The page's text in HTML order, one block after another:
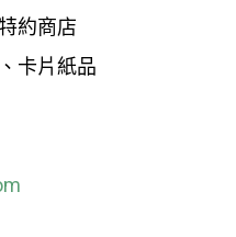
約商店
卡片紙品